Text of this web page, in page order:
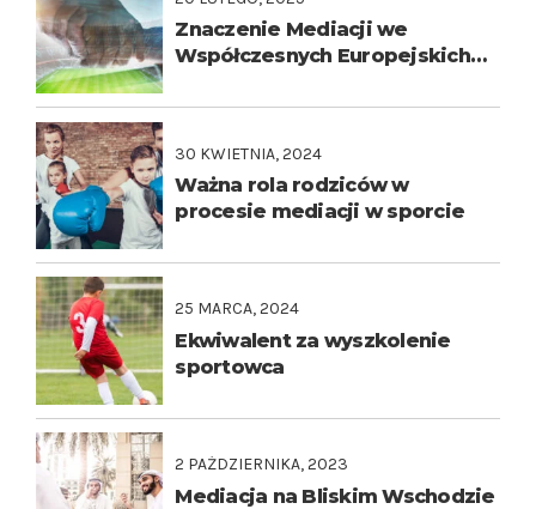
Znaczenie Mediacji we
Współczesnych Europejskich
Przypadek Ligi Mistrzów
30 KWIETNIA, 2024
Ważna rola rodziców w
procesie mediacji w sporcie
25 MARCA, 2024
Ekwiwalent za wyszkolenie
sportowca
2 PAŹDZIERNIKA, 2023
Mediacja na Bliskim Wschodzie